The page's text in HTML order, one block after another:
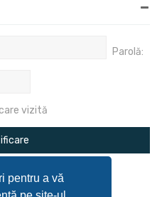
pentru a vă
Parolă:
vizită